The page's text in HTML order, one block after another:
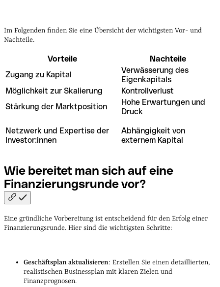
Im Folgenden finden Sie eine Übersicht der wichtigsten Vor- und
Nachteile.
Vorteile
Nachteile
Zugang zu Kapital
Verwässerung des
Eigenkapitals
Möglichkeit zur Skalierung
Kontrollverlust
Stärkung der Marktposition
Hohe Erwartungen und
Druck
Netzwerk und Expertise der
Investor:innen
Abhängigkeit von
externem Kapital
Wie bereitet man sich auf eine
Finanzierungsrundevor?
Eine gründliche Vorbereitung ist entscheidend für den Erfolg einer
Finanzierungsrunde. Hier sind die wichtigsten Schritte:
Geschäftsplan aktualisieren: Erstellen Sie einen detaillierten,
realistischen Businessplan mit klaren Zielen und
Finanzprognosen.